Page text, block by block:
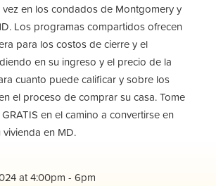
en los condados de Montgomery y
Los programas compartidos ofrecen
para los costos de cierre y el
en su ingreso y el precio de la
cuanto puede calificar y sobre los
el proceso de comprar su casa. Tome
en el camino a convertirse en
en MD.
at 4:00pm - 6pm